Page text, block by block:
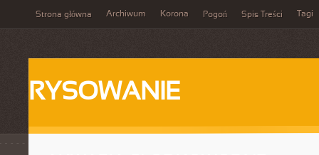
Strona główna Archiwum Korona Pogoń Spis Treści Tagi
RYSOWANIE